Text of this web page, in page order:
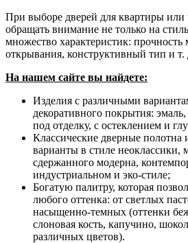
При выборе дверей для квартиры или
обращать внимание не только на
множество характеристик: прочность
открывания, конструктивный тип и т.
На нашем сайте вы найдете:
Изделия с различными
декоративного покрытия:
под отделку, с остеклением и
Классические дверные полотна
варианты в стиле неоклассики,
сдержанного модерна,
индустриальном и эко-стиле;
Богатую палитру, которая
любого оттенка: от светлых
насыщенно-темных (оттенки
слоновая кость, капучино,
различных цветов).